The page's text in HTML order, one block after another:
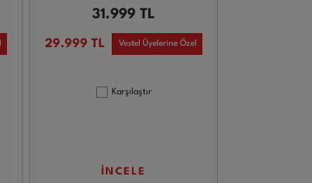
31.999 TL
29.999 TL Vestel Üyelerine Özel
Karşılaştır
İNCELE